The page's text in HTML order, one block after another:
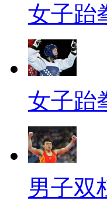
女子跆
女子跆
男子双